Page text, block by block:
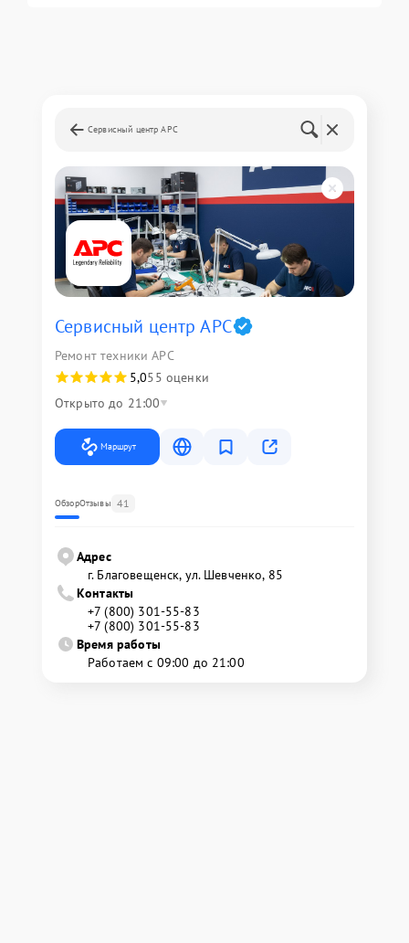
Сервисный центр APC
Сервисный центр APC
Ремонт техники APC
5,055 оценки
Открыто до 21:00
Маршрут
ОбзорОтзывы 41
Адрес
г. Благовещенск, ул. Шевченко, 85
Контакты
+7 (800) 301-55-83
+7 (800) 301-55-83
Время работы
Работаем с 09:00 до 21:00